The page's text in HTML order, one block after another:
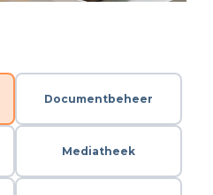
Documentbeheer
Mediatheek